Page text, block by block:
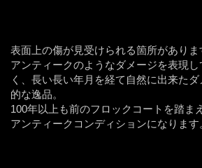
表面上の傷が見受けられる箇所がありま
アンティークのようなダメージを表現
く、長い長い年月を経て自然に出来た
的な逸品。
100年以上も前のフロックコートを踏ま
アンティークコンディションになります